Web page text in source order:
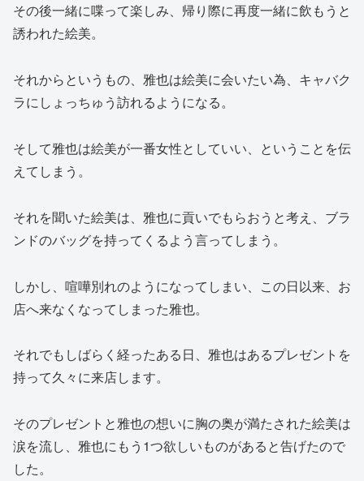
その後一緒に喋って楽しみ、帰り際に再度一緒に飲もうと
誘われた絵美。
それからというもの、雅也は絵美に会いたい為、キャバク
ラにしょっちゅう訪れるようになる。
そして雅也は絵美が一番女性としていい、ということを伝
えてしまう。
それを聞いた絵美は、雅也に貢いでもらおうと考え、ブラ
ンドのバッグを持ってくるよう言ってしまう。
しかし、喧嘩別れのようになってしまい、この日以来、お
店へ来なくなってしまった雅也。
それでもしばらく経ったある日、雅也はあるプレゼントを
持って久々に来店します。
そのプレゼントと雅也の想いに胸の奥が満たされた絵美は
涙を流し、雅也にもう1つ欲しいものがあると告げたので
した。